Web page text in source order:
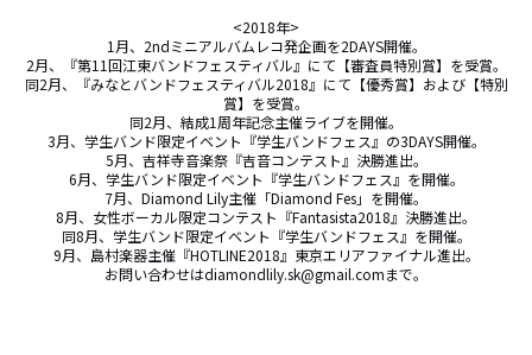
<2018年>
1月、2ndミニアルバムレコ発企画を2DAYS開催。
2月、『第11回江東バンドフェスティバル』にて【審査員特別賞】を受賞。
同2月、『みなとバンドフェスティバル2018』にて【優秀賞】および【特別
賞】を受賞。
同2月、結成1周年記念主催ライブを開催。
3月、学生バンド限定イベント『学生バンドフェス』の3DAYS開催。
5月、吉祥寺音楽祭『吉音コンテスト』決勝進出。
6月、学生バンド限定イベント『学生バンドフェス』を開催。
7月、Diamond Lily主催「Diamond Fes」を開催。
8月、女性ボーカル限定コンテスト『Fantasista2018』決勝進出。
同8月、学生バンド限定イベント『学生バンドフェス』を開催。
9月、島村楽器主催『HOTLINE2018』東京エリアファイナル進出。
お問い合わせはdiamondlily.sk@gmail.comまで。